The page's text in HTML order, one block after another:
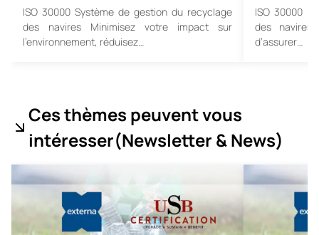
ISO 30000 Système de gestion du recyclage
des navires Minimisez votre impact sur
l’environnement, réduisez…
ISO 30000
des navires
d’assurer…
Ces thèmes peuvent vous
intéresser(Newsletter & News)